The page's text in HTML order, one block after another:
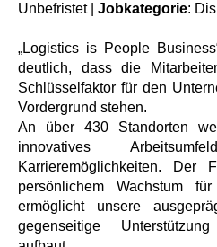
Unbefristet | Jobkategorie:
„Logistics is People
deutlich, dass die
Schlüsselfaktor für den
Vordergrund stehen.
An über 430 Standorten
innovatives
Karrieremöglichkeiten.
persönlichem Wachstum
ermöglicht unsere
gegenseitige